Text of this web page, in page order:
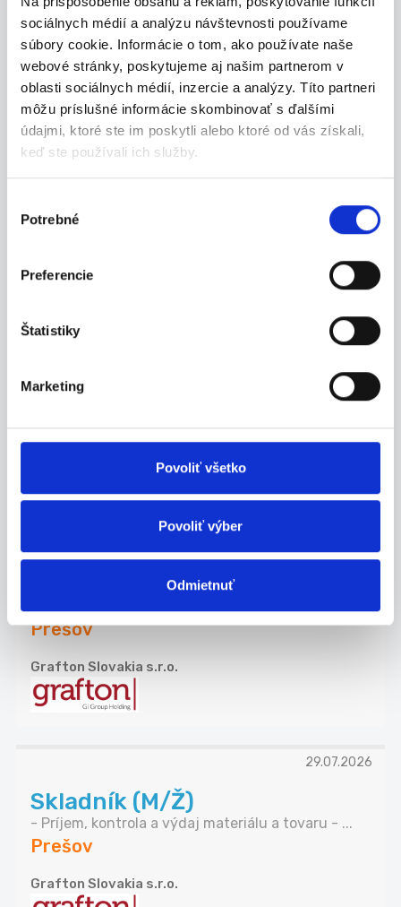
sociálnych médií a analýzu návštevnosti používame
súbory cookie. Informácie o tom, ako používate naše
webové stránky, poskytujeme aj našim partnerom v
oblasti sociálnych médií, inzercie a analýzy. Títo partneri
môžu príslušné informácie skombinovať s ďalšími
údajmi, ktoré ste im poskytli alebo ktoré od vás získali,
keď ste používali ich služby.
súhlasu
Potrebné
Preferencie
Štatistiky
Marketing
Povoliť všetko
Povoliť výber
Odmietnuť
30.07.2026
Bankár/ka pre privátnu
klientelu
- starostlivosť o bonitných a prémiových kliento...
Osobný bankár/ka
Poprad
Grafton Slovakia s.r.o.
Montážna
pracovníčka/pracovník
Prešov
Grafton Slovakia s.r.o.
29.07.2026
Skladník (M/Ž)
- Príjem, kontrola a výdaj materiálu a tovaru - ...
Prešov
Grafton Slovakia s.r.o.